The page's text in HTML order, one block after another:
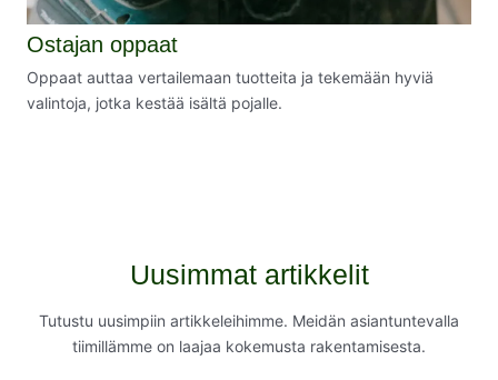
Ostajan oppaat
Oppaat auttaa vertailemaan tuotteita ja tekemään hyviä
valintoja, jotka kestää isältä pojalle.
Uusimmat artikkelit
Tutustu uusimpiin artikkeleihimme. Meidän asiantuntevalla
tiimillämme on laajaa kokemusta rakentamisesta.